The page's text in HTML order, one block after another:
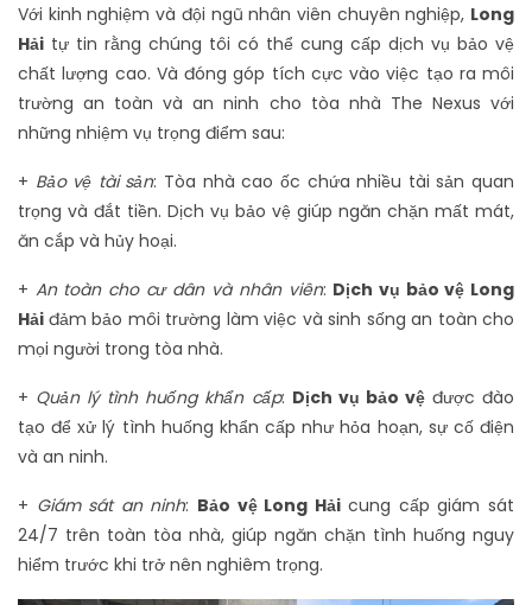
Với kinh nghiệm và đội ngũ nhân viên chuyên nghiệp, Long
Hải tự tin rằng chúng tôi có thể cung cấp dịch vụ bảo vệ
chất lượng cao. Và đóng góp tích cực vào việc tạo ra môi
trường an toàn và an ninh cho tòa nhà The Nexus với
những nhiệm vụ trọng điểm sau:
+ Bảo vệ tài sản: Tòa nhà cao ốc chứa nhiều tài sản quan
trọng và đắt tiền. Dịch vụ bảo vệ giúp ngăn chặn mất mát,
ăn cắp và hủy hoại.
+ An toàn cho cư dân và nhân viên: Dịch vụ bảo vệ Long
Hải đảm bảo môi trường làm việc và sinh sống an toàn cho
mọi người trong tòa nhà.
+ Quản lý tình huống khẩn cấp: Dịch vụ bảo vệđược đào
tạo để xử lý tình huống khẩn cấp như hỏa hoạn, sự cố điện
và an ninh.
+ Giám sát an ninh: Bảo vệ Long Hảicung cấp giám sát
24/7 trên toàn tòa nhà, giúp ngăn chặn tình huống nguy
hiểm trước khi trở nên nghiêm trọng.